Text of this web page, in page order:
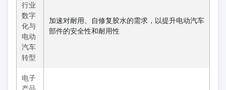
行业
数字
化与
电动
汽车
转型
加速对耐用、自修复胶水的需求，以提升电动汽车
部件的安全性和耐用性
电子